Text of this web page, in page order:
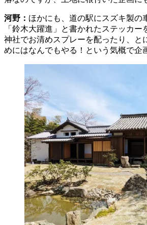
河野： ほかにも、道の駅にスズキ製の
「鈴木大躍進」と書かれたステッカー
神社でお清めスプレーを配ったり、と
めにはなんでもやる！という気概で企